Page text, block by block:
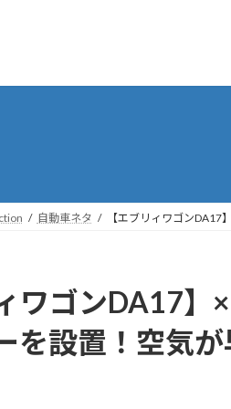
自動車ネタ 【エブリィワゴンDA17
ワゴンDA17
を設置！空気